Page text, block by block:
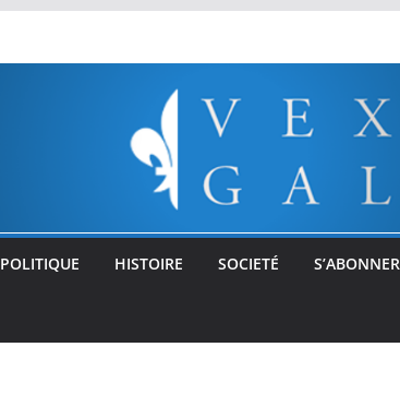
POLITIQUE HISTOIRE SOCIETÉ